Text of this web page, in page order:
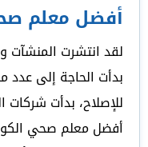
أفضل معلم
لقد انتشرت المنشآت
بدأت الحاجة إلى عدد
للإصلاح، بدأت شركات
أفضل معلم صحي